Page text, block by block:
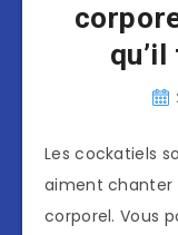
Les cockatiels
aiment chanter
corporel. Vous